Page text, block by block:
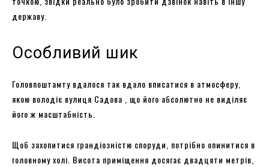
державу.
Особливий шик
Головпоштамту вдалося так вдало вписатися в атмосферу,
якою володіє вулиця Садова , що його абсолютно не виділяє
його ж масштабність.
Щоб захопитися грандіозністю споруди, потрібно опинитися в
головному холі. Висота приміщення досягає двадцяти метрів,